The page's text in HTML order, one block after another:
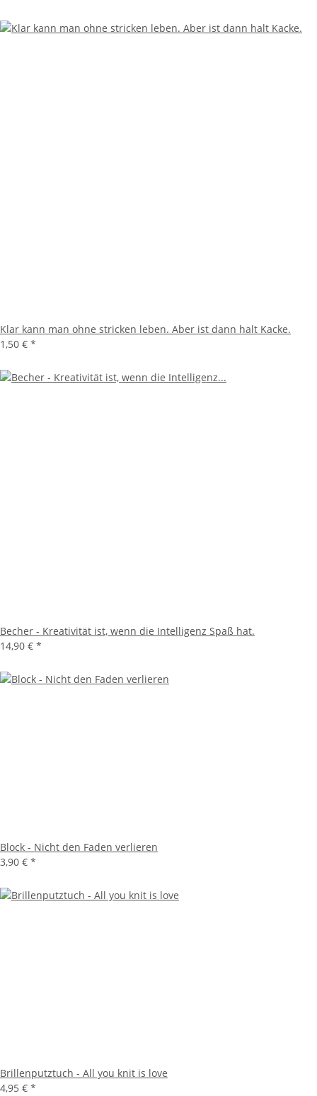
Klar kann man ohne stricken leben. Aber ist dann halt Kacke.
1,50 € *
Becher - Kreativität ist, wenn die Intelligenz Spaß hat.
14,90 € *
Block - Nicht den Faden verlieren
3,90 € *
Brillenputztuch - All you knit is love
4,95 € *